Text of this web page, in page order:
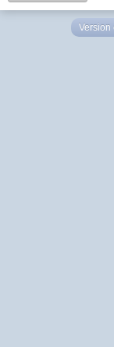
Version